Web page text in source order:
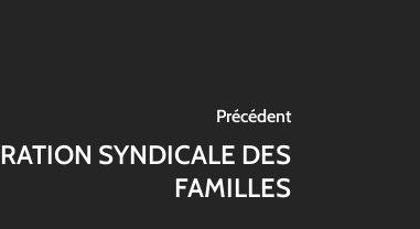
Précédent
SYNDICALE DES
FAMILLES